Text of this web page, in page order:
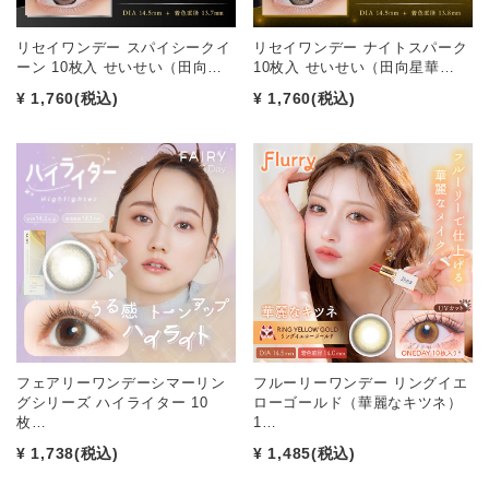
リセイワンデー スパイシークイ
ーン 10枚入 せいせい（田向…
¥ 1,760(税込)
リセイワンデー ナイトスパーク
10枚入 せいせい（田向星華…
¥ 1,760(税込)
フェアリーワンデーシマーリン
グシリーズ ハイライター 10
枚…
¥ 1,738(税込)
フルーリーワンデー リングイエ
ローゴールド（華麗なキツネ）
1…
¥ 1,485(税込)